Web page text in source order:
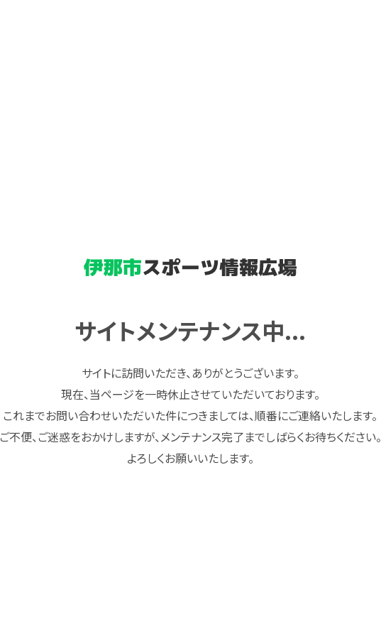
サイトメンテナンス中...
サイトに訪問いただき、ありがとうございます。
現在、当ページを一時休止させていただいております。
これまでお問い合わせいただいた件につきましては、順番にご連絡いたします。
ご不便、ご迷惑をおかけしますが、メンテナンス完了までしばらくお待ちください。
よろしくお願いいたします。